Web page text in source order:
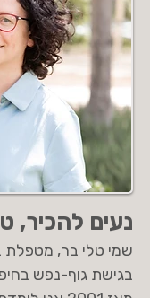
נעים להכיר,
שמי טלי בר, מטפלת
בגישת גוף-נפש בחיפה